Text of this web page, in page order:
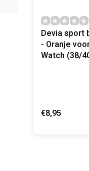
Devia sport
- Oranje
Watch (38/
€8,95